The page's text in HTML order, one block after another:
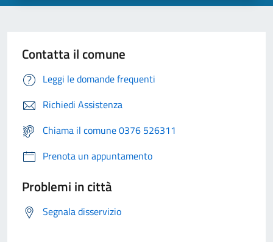
Contatta il comune
Leggi le domande frequenti
Richiedi Assistenza
Chiama il comune 0376 526311
Prenota un appuntamento
Problemi in città
Segnala disservizio